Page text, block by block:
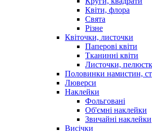
Квіти, флора
Свята
Різне
Квіточки, листочки
Паперові квіти
Тканинні квіти
Листочки,
Половинки намистин,
Люверси
Наклейки
Фольговані
Об'ємні наклейки
Звичайні наклейки
Висічки